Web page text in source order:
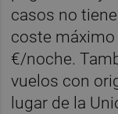
casos no
coste
€/noche.
vuelos con
lugar de la